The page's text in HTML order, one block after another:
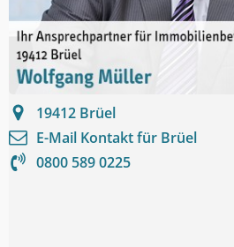
19412 Brüel
E-Mail Kontakt für Brüel
0800 589 0225